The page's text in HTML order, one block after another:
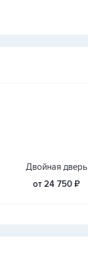
Двойная дверь
от 24 750 ₽